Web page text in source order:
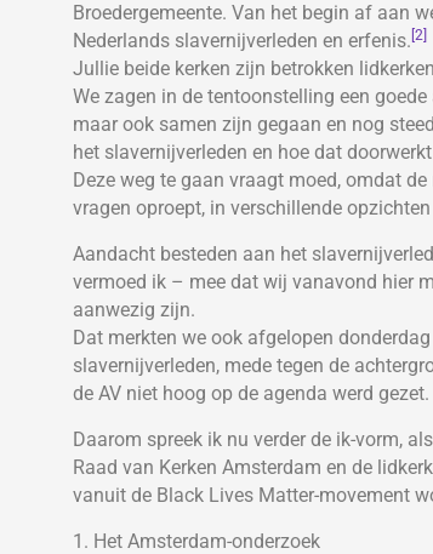
Broedergemeente. Van het begin af aan
Nederlands slavernijverleden en erfenis. [2]
Jullie beide kerken zijn betrokken
We zagen in de tentoonstelling een
maar ook samen zijn gegaan en nog
het slavernijverleden en hoe dat
Deze weg te gaan vraagt moed, omdat
vragen oproept, in verschillende
Aandacht besteden aan het
vermoed ik – mee dat wij vanavond hier
aanwezig zijn.
Dat merkten we ook afgelopen
slavernijverleden, mede tegen de
de AV niet hoog op de agenda werd gezet.
Daarom spreek ik nu verder de ik-vorm,
Raad van Kerken Amsterdam en de
vanuit de Black Lives Matter-movement
1. Het Amsterdam-onderzoek